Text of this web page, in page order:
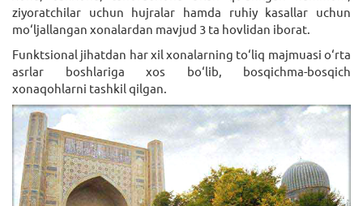
ziyoratchilar uchun hujralar hamda ruhiy kasallar uchun
mo‘ljallangan xonalardan mavjud 3 ta hovlidan iborat.
Funktsional jihatdan har xil xonalarning to‘liq majmuasi o‘rta
asrlar boshlariga xos bo‘lib, bosqichma-bosqich
xonaqohlarni tashkil qilgan.